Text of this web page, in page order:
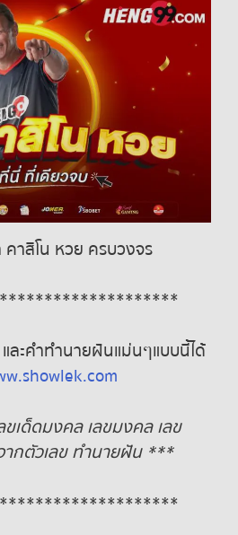
าสิโน หวย ครบวงจร
ละคำทำนายฝันแม่นๆแบบนี้ได้
เด็ดมงคล เลขมงคล เลข
ากตัวเลข ทำนายฝัน ***